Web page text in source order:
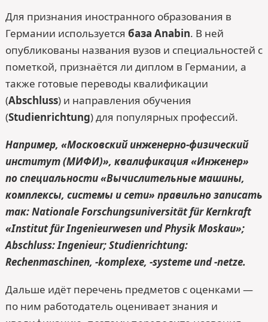
Для признания иностранного образования в
Германии используется база Anabin. В ней
опубликованы названия вузов и специальностей с
пометкой, признаётся ли диплом в Германии, а
также готовые переводы квалификации
(Abschluss) и направления обучения
(Studienrichtung) для популярных профессий.
Например, «Московский инженерно-физический
институт (МИФИ)», квалификация «Инженер»
по специальности «Вычислительные машины,
комплексы, системы и сети» правильно записать
так: Nationale Forschungsuniversität für Kernkraft
«Institut für Ingenieurwesen und Physik Moskau»;
Abschluss: Ingenieur; Studienrichtung:
Rechenmaschinen, -komplexe, -systeme und -netze.
Дальше идёт перечень предметов с оценками —
по ним работодатель оценивает знания и